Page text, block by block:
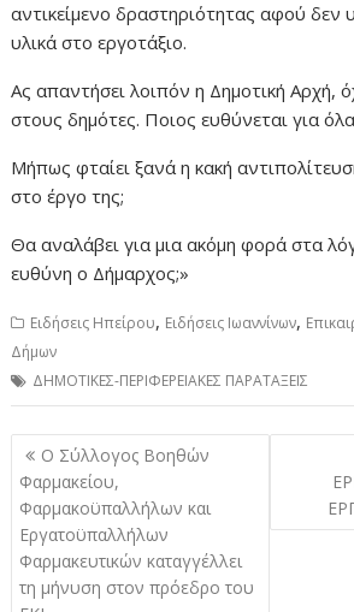
αντικείμενο δραστηριότητας αφού δεν
υλικά στο εργοτάξιο.
Ας απαντήσει λοιπόν η Δημοτική Αρχή,
στους δημότες. Ποιος ευθύνεται για
Μήπως φταίει ξανά η κακή
στο έργο της;
Θα αναλάβει για μια ακόμη φορά στα
ευθύνη ο Δήμαρχος;»
Ειδήσεις Ηπείρου, Ειδήσεις Ιωαννίνων,
Δήμων
ΔΗΜΟΤΙΚΕΣ-ΠΕΡΙΦΕΡΕΙΑΚΕΣ ΠΑΡΑΤΑΞΕΙΣ
Πλοήγηση
άρθρων
Ο Σύλλογος Βοηθών
Φαρμακείου,
Φαρμακοϋπαλλήλων και
Εργατοϋπαλλήλων
Φαρμακευτικών καταγγέλλει
τη μήνυση στον πρόεδρο του